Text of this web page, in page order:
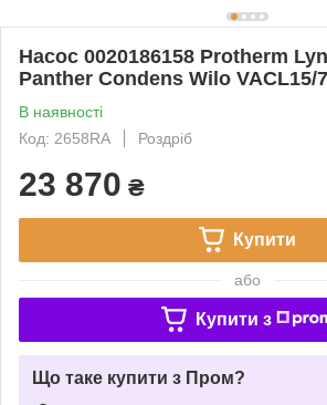
Насос 0020186158 Protherm
Panther Condens Wilo VACL15/
В наявності
Код: 2658RA
Роздріб
23 870 ₴
Купити
або
Купити з
Що таке купити з Пром?